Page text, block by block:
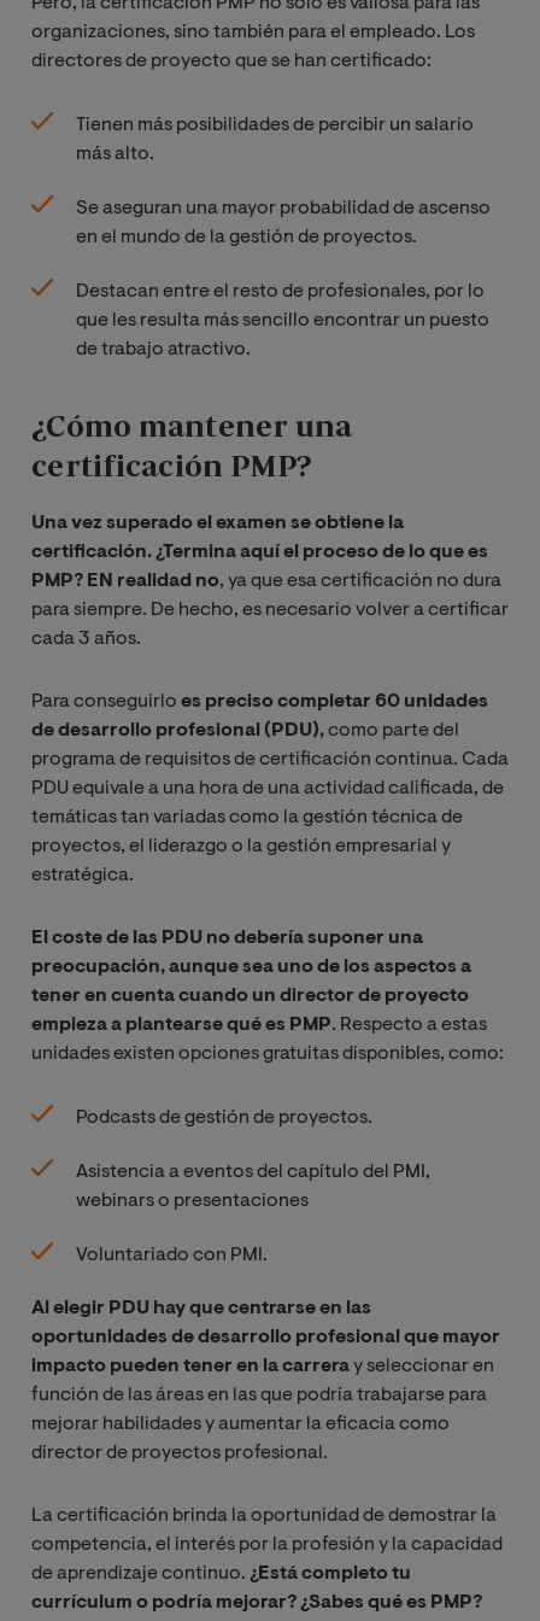
Pero, la certificación PMP no solo es valiosa para las
organizaciones, sino también para el empleado. Los
directores de proyecto que se han certificado:
Tienen más posibilidades de percibir un salario
más alto.
Se aseguran una mayor probabilidad de ascenso
en el mundo de la gestión de proyectos.
Destacan entre el resto de profesionales, por lo
que les resulta más sencillo encontrar un puesto
de trabajo atractivo.
¿Cómo mantener una
certificación PMP?
Una vez superado el examen se obtiene la
certificación. ¿Termina aquí el proceso de lo que es
PMP? EN realidad no, ya que esa certificación no dura
para siempre. De hecho, es necesario volver a certificar
cada 3 años.
Para conseguirlo es preciso completar 60 unidades
de desarrollo profesional (PDU),como parte del
programa de requisitos de certificación continua. Cada
PDU equivale a una hora de una actividad calificada, de
temáticas tan variadas como la gestión técnica de
proyectos, el liderazgo o la gestión empresarial y
estratégica.
El coste de las PDU no debería suponer una
preocupación, aunque sea uno de los aspectos a
tener en cuenta cuando un director de proyecto
empieza a plantearsequé es PMP. Respecto a estas
unidades existen opciones gratuitas disponibles, como:
Podcasts de gestión de proyectos.
Asistencia a eventos del capítulo del PMI,
webinars o presentaciones
Voluntariado con PMI.
Al elegir PDU hay que centrarse en las
oportunidades de desarrollo profesional que mayor
impacto pueden tener en la carreray seleccionar en
función de las áreas en las que podría trabajarse para
mejorar habilidades y aumentar la eficacia como
director de proyectos profesional.
La certificación brinda la oportunidad de demostrar la
competencia, el interés por la profesión y la capacidad
de aprendizaje continuo. ¿Está completo tu
currículum o podría mejorar? ¿Sabes qué es PMP?